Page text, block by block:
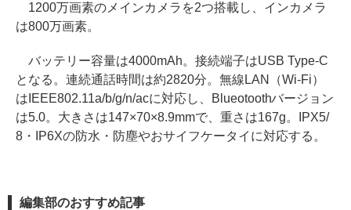
1200万画素のメインカメラを2つ搭載し、インカメラ
は800万画素。
バッテリー容量は4000mAh。接続端子はUSB Type-C
となる。連続通話時間は約2820分。無線LAN（Wi-Fi）
はIEEE802.11a/b/g/n/acに対応し、Blueotoothバージョン
は5.0。大きさは147×70×8.9mmで、重さは167g。IPX5/
8・IP6Xの防水・防塵やおサイフケータイに対応する。
編集部のおすすめ記事